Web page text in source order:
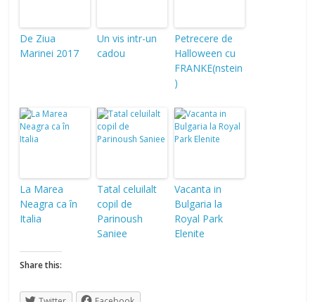
De Ziua
Marinei 2017
Un vis intr-un
cadou
Petrecere de
Halloween cu
FRANKE(nstein
)
La Marea
Neagra ca în
Italia
Tatal celuilalt
copil de
Parinoush
Saniee
Vacanta in
Bulgaria la
Royal Park
Elenite
Share this: